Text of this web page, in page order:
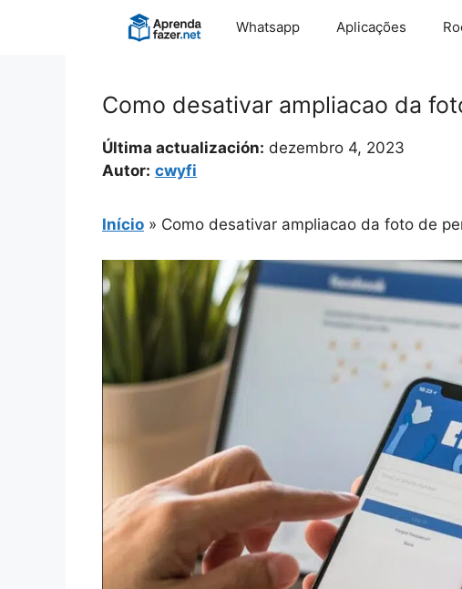
Whatsapp Aplicações
Como desativar ampliacao da
Última actualización: dezembro 4, 2023
Autor: cwyfi
Início » Como desativar ampliacao da foto de